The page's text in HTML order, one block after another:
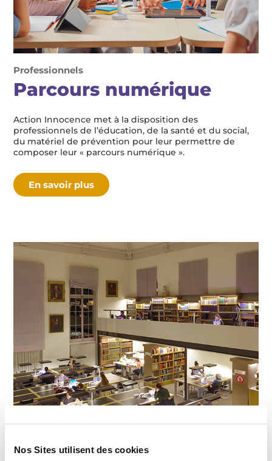
Nos Sites utilisent des cookies
Professionnels
Parcours numérique
Action Innocence met à la disposition des
professionnels de l’éducation, de la santé et du social,
du matériel de prévention pour leur permettre de
composer leur « parcours numérique ».
En savoir plus